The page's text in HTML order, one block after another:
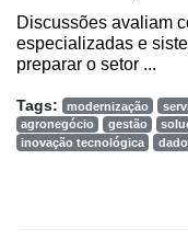
Discussões avaliam
especializadas e
preparar o setor ...
Tags: modernização
agronegócio
gestão
inovação tecnológica